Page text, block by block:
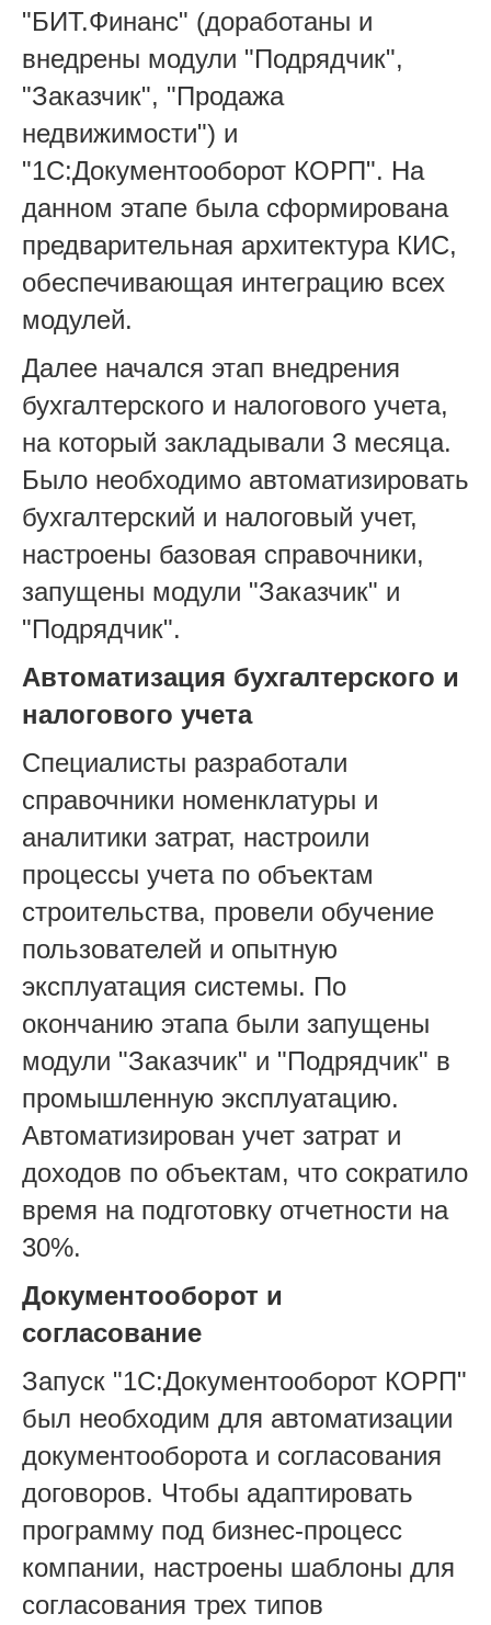
"БИТ.Финанс" (доработаны и
внедрены модули "Подрядчик",
"Заказчик", "Продажа
недвижимости") и
"1С:Документооборот КОРП". На
данном этапе была сформирована
предварительная архитектура КИС,
обеспечивающая интеграцию всех
модулей.
Далее начался этап внедрения
бухгалтерского и налогового учета,
на который закладывали 3 месяца.
Было необходимо автоматизировать
бухгалтерский и налоговый учет,
настроены базовая справочники,
запущены модули "Заказчик" и
"Подрядчик".
Автоматизация бухгалтерского и
налогового учета
Специалисты разработали
справочники номенклатуры и
аналитики затрат, настроили
процессы учета по объектам
строительства, провели обучение
пользователей и опытную
эксплуатация системы. По
окончанию этапа были запущены
модули "Заказчик" и "Подрядчик" в
промышленную эксплуатацию.
Автоматизирован учет затрат и
доходов по объектам, что сократило
время на подготовку отчетности на
30%.
Документооборот и
согласование
Запуск "1С:Документооборот КОРП"
был необходим для автоматизации
документооборота и согласования
договоров. Чтобы адаптировать
программу под бизнес-процесс
компании, настроены шаблоны для
согласования трех типов